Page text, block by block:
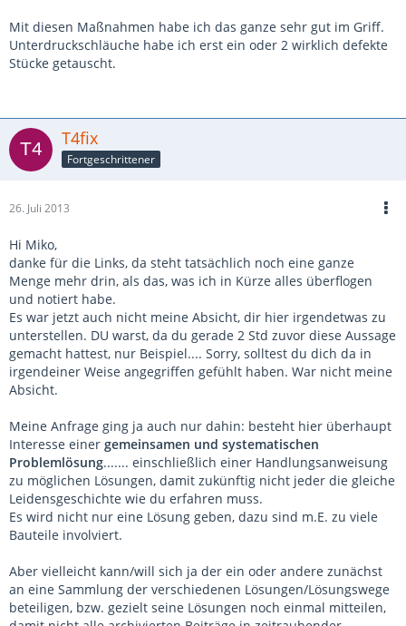
Mit diesen Maßnahmen habe ich das ganze sehr gut im Griff.
Unterdruckschläuche habe ich erst ein oder 2 wirklich defekte
Stücke getauscht.
T4fix
Fortgeschrittener
26. Juli 2013
Hi Miko,
danke für die Links, da steht tatsächlich noch eine ganze
Menge mehr drin, als das, was ich in Kürze alles überflogen
und notiert habe.
Es war jetzt auch nicht meine Absicht, dir hier irgendetwas zu
unterstellen. DU warst, da du gerade 2 Std zuvor diese Aussage
gemacht hattest, nur Beispiel.... Sorry, solltest du dich da in
irgendeiner Weise angegriffen gefühlt haben. War nicht meine
Absicht.
Meine Anfrage ging ja auch nur dahin: besteht hier überhaupt
Interesse einer gemeinsamen und systematischen
Problemlösung....... einschließlich einer Handlungsanweisung
zu möglichen Lösungen, damit zukünftig nicht jeder die gleiche
Leidensgeschichte wie du erfahren muss.
Es wird nicht nur eine Lösung geben, dazu sind m.E. zu viele
Bauteile involviert.
Aber vielleicht kann/will sich ja der ein oder andere zunächst
an eine Sammlung der verschiedenen Lösungen/Lösungswege
beteiligen, bzw. gezielt seine Lösungen noch einmal mitteilen,